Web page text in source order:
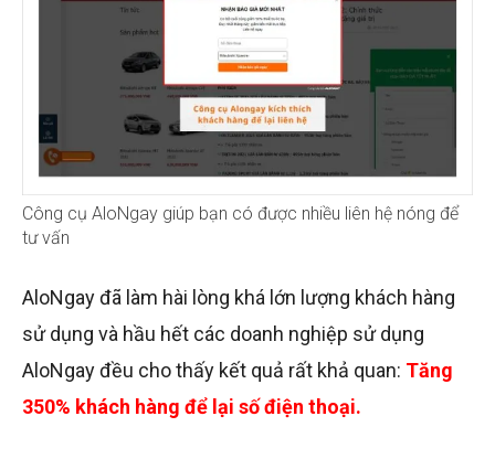
Công cụ AloNgay giúp bạn có được nhiều liên hệ nóng để
tư vấn
AloNgay đã làm hài lòng khá lớn lượng khách hàng
sử dụng và hầu hết các doanh nghiệp sử dụng
AloNgay đều cho thấy kết quả rất khả quan: Tăng
350% khách hàng để lại số điện thoại.